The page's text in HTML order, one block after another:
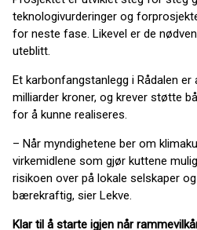
teknologivurderinger og
for neste fase. Likevel er de
uteblitt.
Et karbonfangstanlegg i Rådalen
milliarder kroner, og krever støtte
for å kunne realiseres.
– Når myndighetene ber om
virkemidlene som gjør kuttene
risikoen over på lokale selskaper
bærekraftig, sier Lekve.
Klar til å starte igjen når